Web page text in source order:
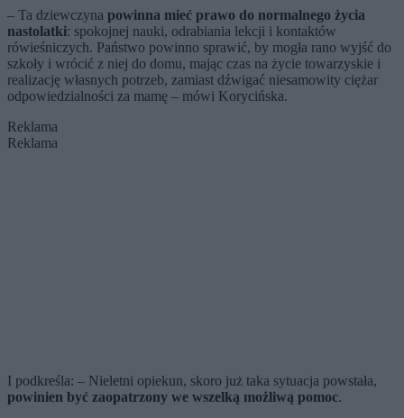
– Ta dziewczyna powinna mieć prawo do normalnego życia
nastolatki: spokojnej nauki, odrabiania lekcji i kontaktów
rówieśniczych. Państwo powinno sprawić, by mogła rano wyjść do
szkoły i wrócić z niej do domu, mając czas na życie towarzyskie i
realizację własnych potrzeb, zamiast dźwigać niesamowity ciężar
odpowiedzialności za mamę – mówi Korycińska.
Reklama
Reklama
I podkreśla: – Nieletni opiekun, skoro już taka sytuacja powstała,
powinien być zaopatrzony we wszelką możliwą pomoc.